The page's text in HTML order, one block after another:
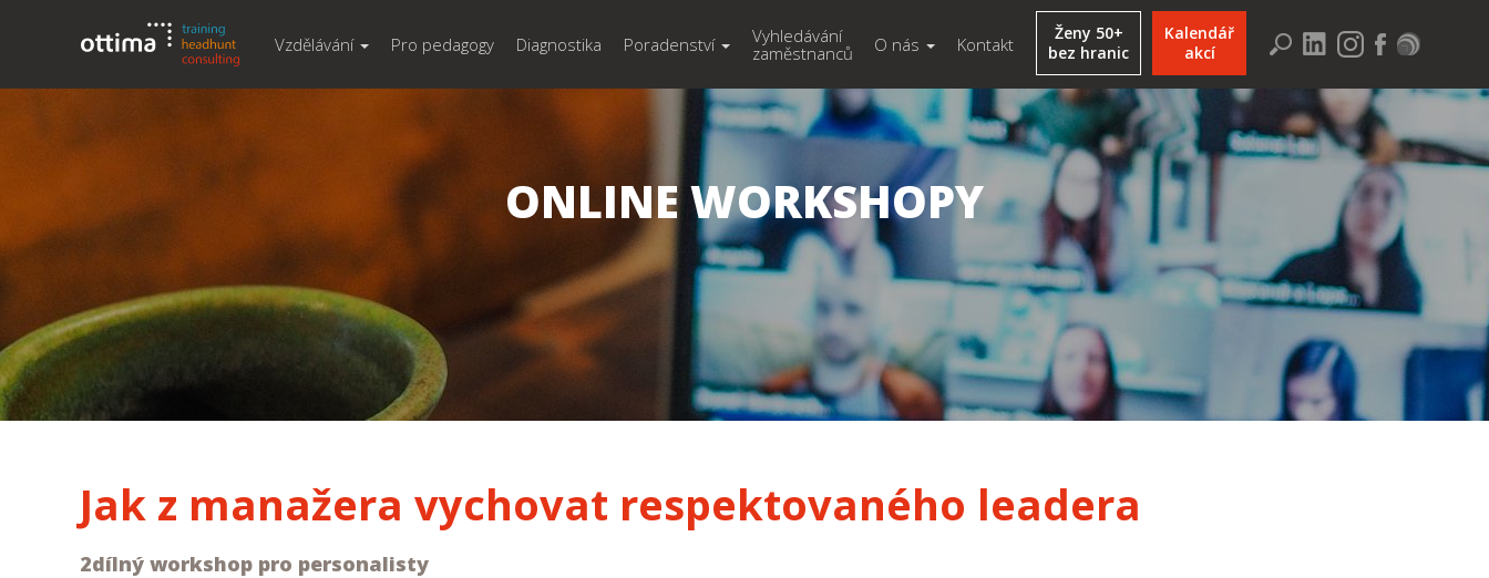
Vzdělávání Pro pedagogy Diagnostika Poradenství
Vyhledávání
zaměstnanců
O nás Kontakt
Ženy 50+
bez hranic
Kalendář
akcí
ONLINE WORKSHOPY
Jak z manažera vychovat respektovaného leadera
2dílný workshop pro personalisty